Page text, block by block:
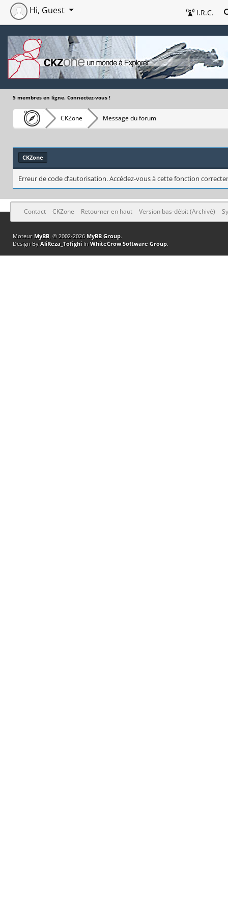
I.R.C.
Hi, Guest
5 membres en ligne. Connectez-vous !
CKZone Message du forum
CKZone
Erreur de code d’autorisation. Accédez-vous à cette fonction
Contact CKZone Retourner en haut Version bas-débit (Archivé)
Moteur MyBB, © 2002-2026 MyBB Group.
Design By AliReza_TofighiIn WhiteCrow Software Group.